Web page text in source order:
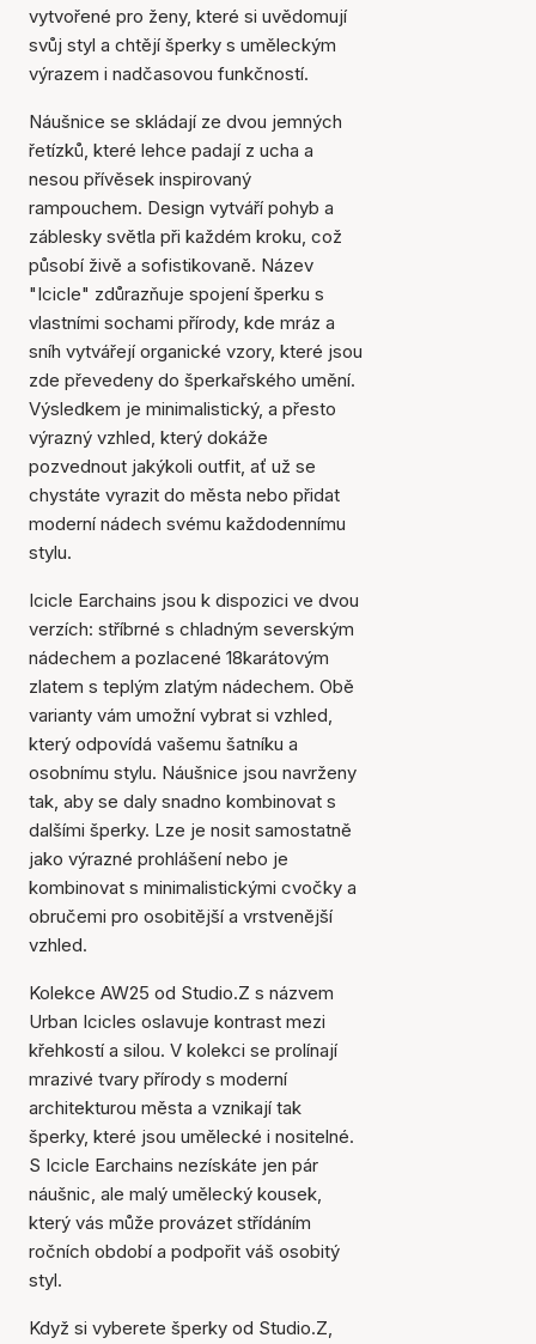
Položka byla přidána do
vytvořené pro ženy, které si uvědomují
svůj styl a chtějí šperky s uměleckým
výrazem i nadčasovou funkčností.
Náušnice se skládají ze dvou jemných
řetízků, které lehce padají z ucha a
nesou přívěsek inspirovaný
rampouchem. Design vytváří pohyb a
záblesky světla při každém kroku, což
působí živě a sofistikovaně. Název
"Icicle" zdůrazňuje spojení šperku s
vlastními sochami přírody, kde mráz a
sníh vytvářejí organické vzory, které jsou
zde převedeny do šperkařského umění.
Výsledkem je minimalistický, a přesto
výrazný vzhled, který dokáže
pozvednout jakýkoli outfit, ať už se
chystáte vyrazit do města nebo přidat
moderní nádech svému každodennímu
stylu.
Icicle Earchains jsou k dispozici ve dvou
verzích: stříbrné s chladným severským
nádechem a pozlacené 18karátovým
zlatem s teplým zlatým nádechem. Obě
varianty vám umožní vybrat si vzhled,
který odpovídá vašemu šatníku a
osobnímu stylu. Náušnice jsou navrženy
tak, aby se daly snadno kombinovat s
dalšími šperky. Lze je nosit samostatně
jako výrazné prohlášení nebo je
kombinovat s minimalistickými cvočky a
obručemi pro osobitější a vrstvenější
vzhled.
Kolekce AW25 od Studio.Z s názvem
Urban Icicles oslavuje kontrast mezi
křehkostí a silou. V kolekci se prolínají
mrazivé tvary přírody s moderní
architekturou města a vznikají tak
šperky, které jsou umělecké i nositelné.
S Icicle Earchains nezískáte jen pár
náušnic, ale malý umělecký kousek,
který vás může provázet střídáním
ročních období a podpořit váš osobitý
styl.
Když si vyberete šperky od Studio.Z,